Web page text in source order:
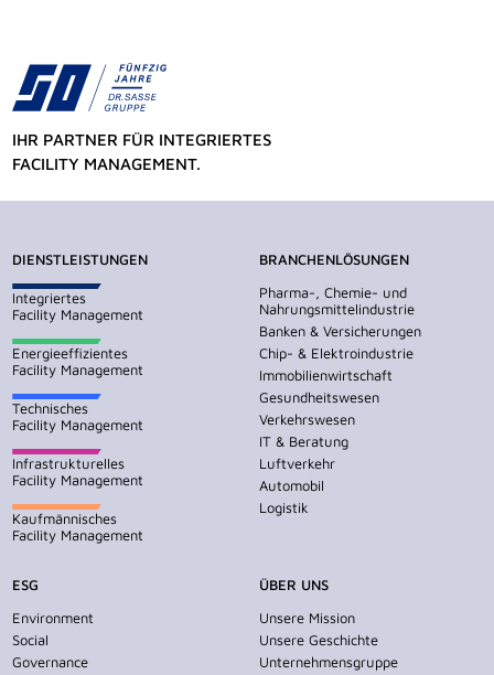
IHR PARTNER FÜR INTEGRIERTES
FACILITY MANAGEMENT.
DIENSTLEISTUNGEN
Integriertes
Facility Management
Energieeffizientes
Facility Management
Technisches
Facility Management
Infrastrukturelles
Facility Management
Kaufmännisches
Facility Management
BRANCHENLÖSUNGEN
Pharma-, Chemie- und
Nahrungsmittelindustrie
Banken & Versicherungen
Chip- & Elektroindustrie
Immobilienwirtschaft
Gesundheitswesen
Verkehrswesen
IT & Beratung
Luftverkehr
Automobil
Logistik
ESG
Environment
Social
Governance
ÜBER UNS
Unsere Mission
Unsere Geschichte
Unternehmensgruppe